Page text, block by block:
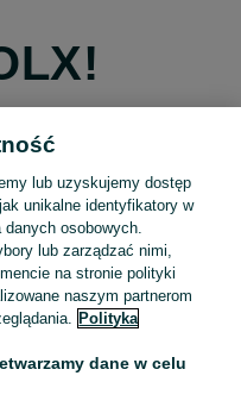
Facebooka
konto Apple
konto Google
lub uzyskujemy dostęp
unikalne identyfikatory w
osobowych.
lub zarządzać nimi,
na stronie polityki
naszym partnerom
Polityka
dane w celu